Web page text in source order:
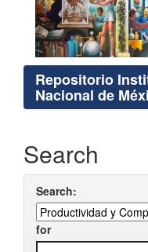
Repositorio
Nacional de
Search
Search:
for